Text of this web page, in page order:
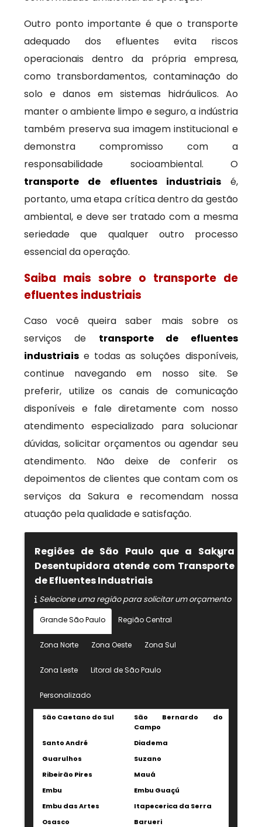
Outro ponto importante é que o transporte
adequado dos efluentes evita riscos
operacionais dentro da própria empresa,
como transbordamentos, contaminação do
solo e danos em sistemas hidráulicos. Ao
manter o ambiente limpo e seguro, a indústria
também preserva sua imagem institucional e
demonstra compromisso com a
responsabilidade socioambiental. O
transporte de efluentes industriaisé,
portanto, uma etapa crítica dentro da gestão
ambiental, e deve ser tratado com a mesma
seriedade que qualquer outro processo
essencial da operação.
Saiba mais sobre o transporte de
efluentes industriais
Caso você queira saber mais sobre os
serviços de transporte de efluentes
industriais e todas as soluções disponíveis,
continue navegando em nosso site. Se
preferir, utilize os canais de comunicação
disponíveis e fale diretamente com nosso
atendimento especializado para solucionar
dúvidas, solicitar orçamentos ou agendar seu
atendimento. Não deixe de conferir os
depoimentos de clientes que contam com os
serviços da Sakura e recomendam nossa
atuação pela qualidade e satisfação.
Regiões de São Paulo que a Sakura
Desentupidora atende com Transporte
de Efluentes Industriais
Selecione uma região para solicitar um orçamento
Grande São Paulo Região Central
Zona Norte Zona Oeste Zona Sul
Zona Leste Litoral de São Paulo
Personalizado
São Caetano do Sul
São Bernardo do
Campo
Santo André
Diadema
Guarulhos
Suzano
Ribeirão Pires
Mauá
Embu
Embu Guaçú
Embu das Artes
Itapecerica da Serra
Osasco
Barueri